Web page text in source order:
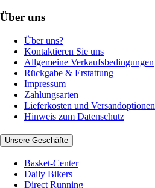
Über uns
Über uns?
Kontaktieren Sie uns
Allgemeine Verkaufsbedingungen
Rückgabe & Erstattung
Impressum
Zahlungsarten
Lieferkosten und Versandoptionen
Hinweis zum Datenschutz
Unsere Geschäfte
Basket-Center
Daily Bikers
Direct Running